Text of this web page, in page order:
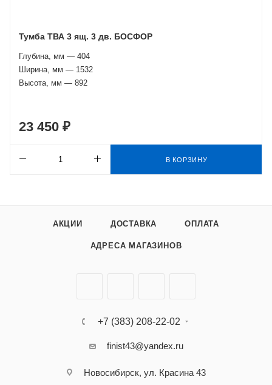
Тумба ТВА 3 ящ. 3 дв. БОСФОР
Глубина, мм — 404
Ширина, мм — 1532
Высота, мм — 892
23 450 ₽
В КОРЗИНУ
АКЦИИ ДОСТАВКА ОПЛАТА
АДРЕСА МАГАЗИНОВ
+7 (383) 208-22-02
finist43@yandex.ru
Новосибирск, ул. Красина 43